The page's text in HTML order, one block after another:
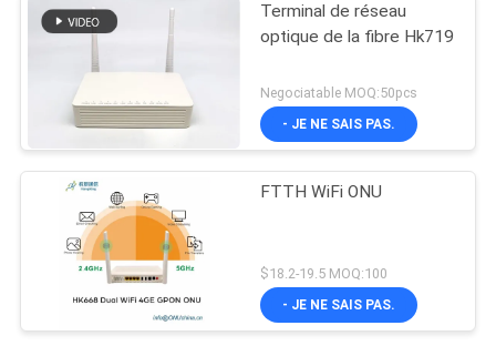
Terminal de réseau
optique de la fibre Hk719
Negociatable MOQ:50pcs
- JE NE SAIS PAS.
FTTH WiFi ONU
$18.2-19.5 MOQ:100
- JE NE SAIS PAS.